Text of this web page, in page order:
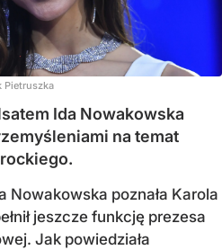
Pietruszka
Ida Nowakowska
na temat
Nowakowska poznała Karola
jeszcze funkcję prezesa
Jak powiedziała